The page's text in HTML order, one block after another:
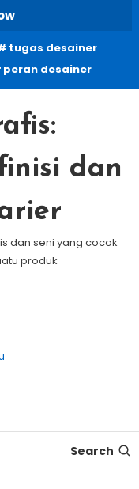
tugas desainer
peran desainer
dan
dan seni yang cocok
produk
Search